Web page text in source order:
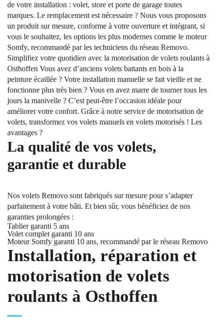
de votre installation : volet, store et porte de garage toutes
marques. Le remplacement est nécessaire ? Nous vous proposons
un produit sur mesure, conforme à votre ouverture et intégrant, si
vous le souhaitez, les options les plus modernes comme le moteur
Somfy, recommandé par les techniciens du réseau Removo.
Simplifiez votre quotidien avec la motorisation de volets roulants à
Osthoffen Vous avez d’anciens volets battants en bois à la
peinture écaillée ? Votre installation manuelle se fait vieille et ne
fonctionne plus très bien ? Vous en avez marre de tourner tous les
jours la manivelle ? C’est peut-être l’occasion idéale pour
améliorer votre confort. Grâce à notre service de motorisation de
volets, transformez vos volets manuels en volets motorisés ! Les
avantages ?
La qualité de vos volets,
garantie et durable
Nos volets Removo sont fabriqués sur mesure pour s’adapter
parfaitement à votre bâti. Et bien sûr, vous bénéficiez de nos
garanties prolongées :
Tablier garanti 5 ans
Volet complet garanti 10 ans
Moteur Somfy garanti 10 ans, recommandé par le réseau Removo
Installation, réparation et
motorisation de volets
roulants à Osthoffen